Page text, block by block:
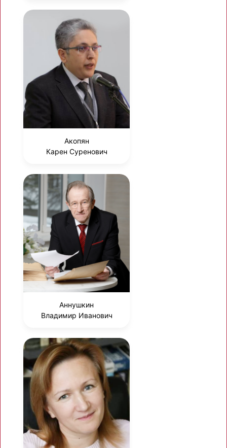
Акопян
Карен Суренович
Аннушкин
Владимир Иванович